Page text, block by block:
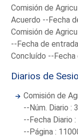
Comisión de
Acuerdo --Fecha
Comisión de
--Fecha de
Concluído --
Diarios de
Comisión de
--Núm. Diario :
--Fecha Diario
--Página :